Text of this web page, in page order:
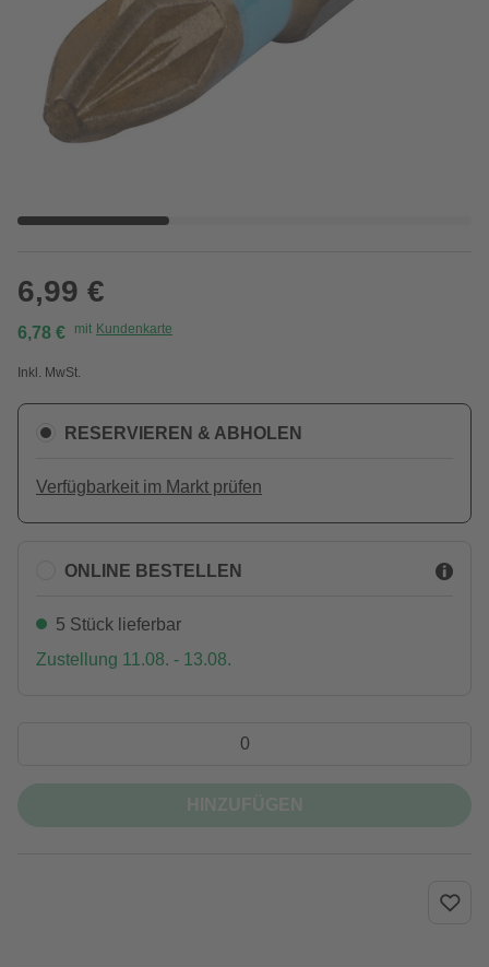
6,99 €
6,78 € mit Kundenkarte
Inkl. MwSt.
RESERVIEREN & ABHOLEN
Verfügbarkeit im Markt prüfen
ONLINE BESTELLEN
5 Stück lieferbar
Zustellung 11.08. - 13.08.